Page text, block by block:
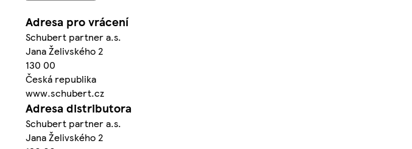
Adresa pro vrácení
Schubert partner a.s.
Jana Želivského 2
130 00
Česká republika
www.schubert.cz
Adresa distributora
Schubert partner a.s.
Jana Želivského 2